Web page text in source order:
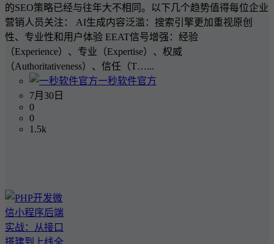
的SEO策略已经与往年大不相同。以下几个趋势值得每位企业
营销人员关注： AI生成内容泛滥：搜索引擎更加重视原创
性、专业性和用户体验 EEAT信号增强：经验
（Experience）、专业（Expertise）、权威
（Authoritativeness）、信任（T…...
一秒软件官方
7月30日
0
0
1.5k